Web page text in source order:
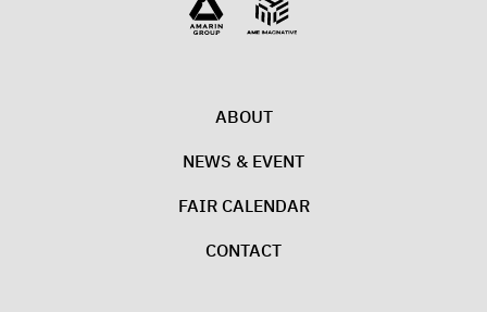
ABOUT
NEWS & EVENT
FAIR CALENDAR
CONTACT